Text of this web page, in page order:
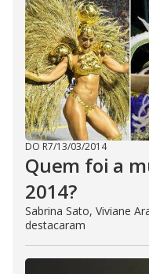
DO R7/13/03/2014
Quem foi a
2014?
Sabrina Sato, Viviane
destacaram